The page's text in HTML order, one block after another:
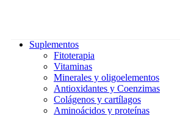
Suplementos
Fitoterapia
Vitaminas
Minerales y oligoelementos
Antioxidantes y Coenzimas
Colágenos y cartílagos
Aminoácidos y proteínas